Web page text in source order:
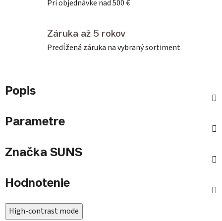
Pri objednávke nad 500 €
Záruka až 5 rokov
Predĺžená záruka na vybraný sortiment
Popis
Parametre
Značka SUNS
Hodnotenie
High-contrast mode